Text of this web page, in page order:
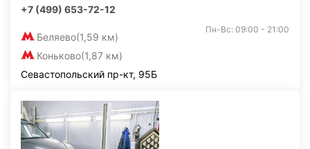
+7 (499) 653-72-12
Беляево(1,59 км)
Коньково(1,87 км)
Пн-Вс: 09:00 - 21:00
Севастопольский пр-кт, 95Б